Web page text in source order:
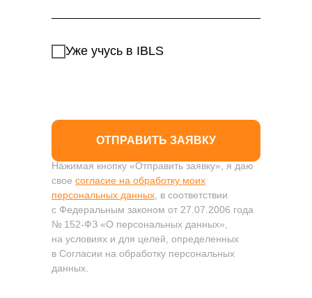
Уже учусь в IBLS
ОТПРАВИТЬ ЗАЯВКУ
Нажимая кнопку «Отправить заявку», я даю
свое согласие на обработку моих
персональных данных , в соответствии
с Федеральным законом от 27.07.2006 года
№ 152-ФЗ «О персональных данных»,
на условиях и для целей, определенных
в Согласии на обработку персональных
данных.